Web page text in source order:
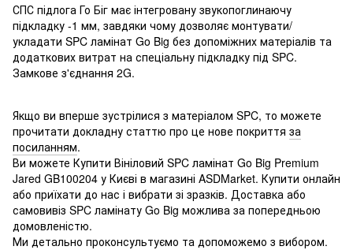
СПС підлога Го Біг має інтегровану звукопоглинаючу
підкладку -1 мм, завдяки чому дозволяє монтувати/
укладати SPC ламінат Go Big без допоміжних матеріалів та
додаткових витрат на спеціальну підкладку під SPC.
Замкове з'єднання 2G.
Якщо ви вперше зустрілися з матеріалом SPC, то можете
прочитати докладну статтю про це нове покриття за
посиланням.
Ви можете Купити Вініловий SPC ламінат Go Big Premium
Jared GB100204 у Києві в магазині ASDMarket. Купити онлайн
або приїхати до нас і вибрати зі зразків. Доставка або
самовивіз SPC ламінату Go Big можлива за попередньою
домовленістю.
Ми детально проконсультуємо та допоможемо з вибором.